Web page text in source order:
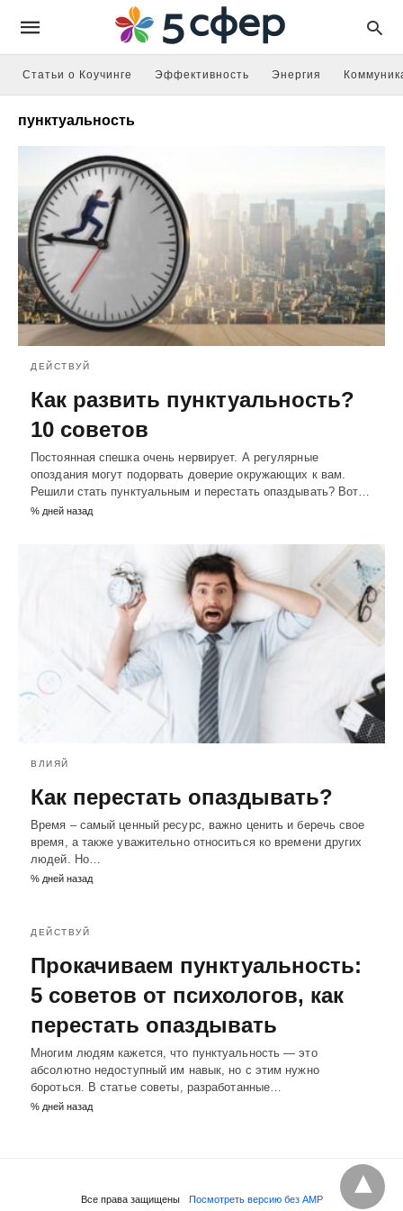
Статьи о Коучинге Эффективность Энергия
пунктуальность
ДЕЙСТВУЙ
Как развить пунктуальность?
10 советов
Постоянная спешка очень нервирует. А регулярные
опоздания могут подорвать доверие окружающих к вам.
Решили стать пунктуальным и перестать опаздывать? Вот…
% дней назад
ВЛИЯЙ
Как перестать опаздывать?
Время – самый ценный ресурс, важно ценить и беречь свое
время, а также уважительно относиться ко времени других
людей. Но…
% дней назад
ДЕЙСТВУЙ
Прокачиваем пунктуальность:
5 советов от психологов, как
перестать опаздывать
Многим людям кажется, что пунктуальность — это
абсолютно недоступный им навык, но с этим нужно
бороться. В статье советы, разработанные…
% дней назад
Все права защищены Посмотреть версию без AMP